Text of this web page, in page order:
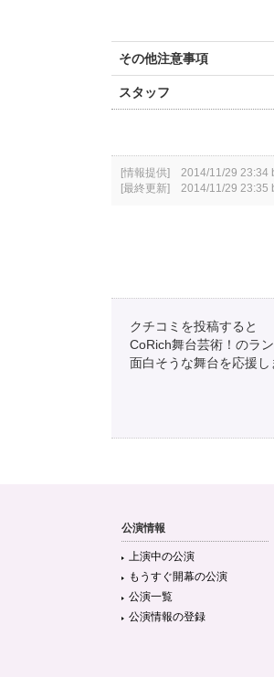
その他注意事項
スタッフ
[情報提供] 2014/11/29 23:34
[最終更新] 2014/11/29 23:35
クチコミを投稿すると
CoRich舞台芸術！のラ
面白そうな舞台を応援し
公演情報
上演中の公演
もうすぐ開幕の公演
公演一覧
公演情報の登録